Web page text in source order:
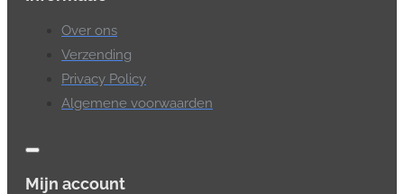
Over ons
Verzending
Privacy Policy
Algemene voorwaarden
Mijn account